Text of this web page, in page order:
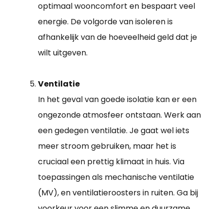
optimaal wooncomfort en bespaart veel
energie. De volgorde van isoleren is
afhankelijk van de hoeveelheid geld dat je
wilt uitgeven.
Ventilatie
In het geval van goede isolatie kan er een
ongezonde atmosfeer ontstaan. Werk aan
een gedegen ventilatie. Je gaat wel iets
meer stroom gebruiken, maar het is
cruciaal een prettig klimaat in huis. Via
toepassingen als mechanische ventilatie
(MV), en ventilatieroosters in ruiten. Ga bij